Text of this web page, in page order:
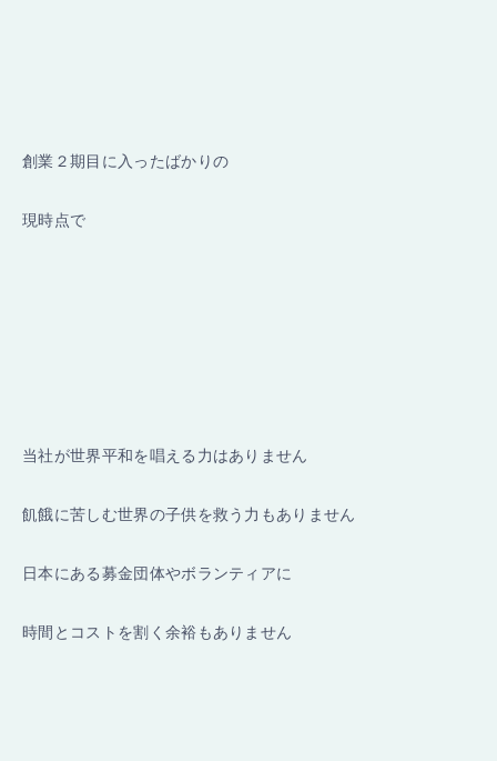
創業２期目に入ったばかりの
現時点で
当社が世界平和を唱える力はありません
飢餓に苦しむ世界の子供を救う力もありません
日本にある募金団体やボランティアに
時間とコストを割く余裕もありません